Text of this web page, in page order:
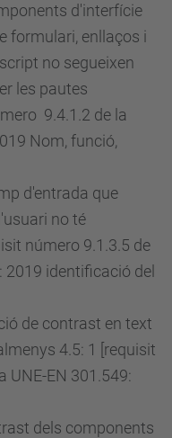
d'interfície
formulari, enllaços i
no segueixen
les pautes
9.4.1.2 de la
Nom, funció,
d'entrada que
no té
número 9.1.3.5 de
2019 identificació del
de contrast en text
4.5: 1 [requisit
UNE-EN 301.549:
dels components